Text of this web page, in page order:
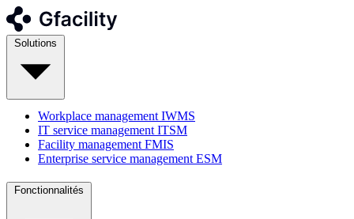
Workplace management IWMS
IT service management ITSM
Facility management FMIS
Enterprise service management ESM